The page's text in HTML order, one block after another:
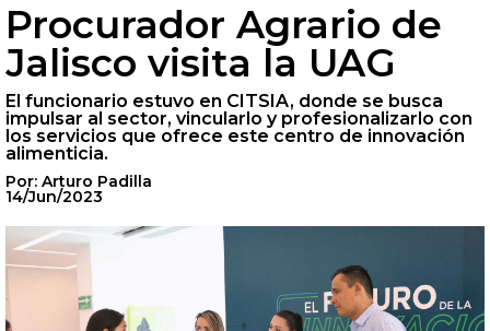
Procurador Agrario de
Jalisco visita la UAG
El funcionario estuvo en CITSIA, donde se busca
impulsar al sector, vincularlo y profesionalizarlo con
los servicios que ofrece este centro de innovación
alimenticia.
Por: Arturo Padilla
14/Jun/2023